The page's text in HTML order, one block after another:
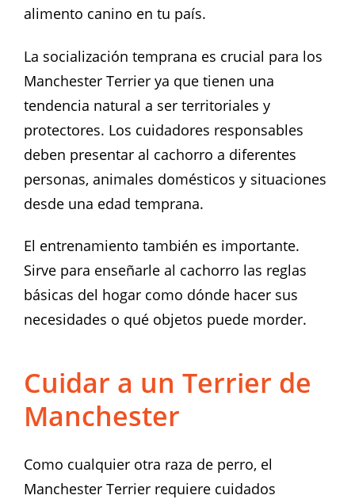
alimento canino en tu país.
La socialización temprana es crucial para los
Manchester Terrier ya que tienen una
tendencia natural a ser territoriales y
protectores. Los cuidadores responsables
deben presentar al cachorro a diferentes
personas, animales domésticos y situaciones
desde una edad temprana.
El entrenamiento también es importante.
Sirve para enseñarle al cachorro las reglas
básicas del hogar como dónde hacer sus
necesidades o qué objetos puede morder.
Cuidar a un Terrier de
Manchester
Como cualquier otra raza de perro, el
Manchester Terrier requiere cuidados